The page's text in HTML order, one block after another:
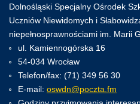
Dolnośląski Specjalny Ośrodek
Uczniów Niewidomych i
niepełnosprawnościami im. Marii
ul. Kamiennogórska 16
54-034 Wrocław
Telefon/fax: (71) 349 56 30
E-mail: oswdn@poczta.fm